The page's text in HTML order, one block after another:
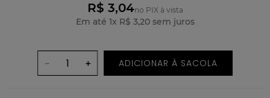
R$ 3,04no PIX à vista
Em até 1x R$ 3,20sem juros
＋
－ ADICIONAR À SACOLA